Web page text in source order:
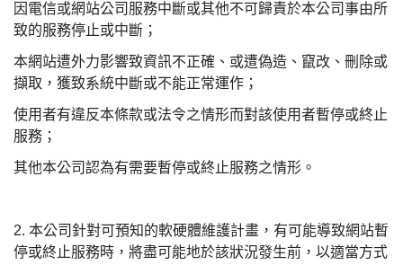
因電信或網站公司服務中斷或其他不可歸責於本公司事由所
致的服務停止或中斷；
本網站遭外力影響致資訊不正確、或遭偽造、竄改、刪除或
擷取，獲致系統中斷或不能正常運作；
使用者有違反本條款或法令之情形而對該使用者暫停或終止
服務；
其他本公司認為有需要暫停或終止服務之情形。
2. 本公司針對可預知的軟硬體維護計畫，有可能導致網站暫
停或終止服務時，將盡可能地於該狀況發生前，以適當方式